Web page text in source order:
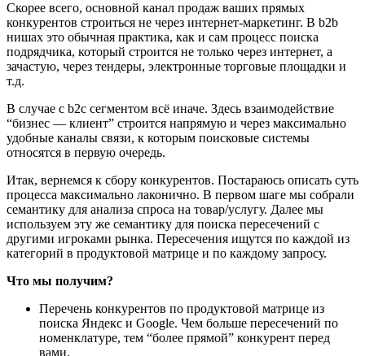
Скорее всего, основной канал продаж ваших прямых
конкурентов строиться не через интернет-маркетинг. В b2b
нишах это обычная практика, как и сам процесс поиска
подрядчика, который строится не только через интернет, а
зачастую, через тендеры, электронные торговые площадки и
т.д.
В случае с b2c сегментом всё иначе. Здесь взаимодействие
“бизнес — клиент” строится напрямую и через максимально
удобные каналы связи, к которым поисковые системы
относятся в первую очередь.
Итак, вернемся к сбору конкурентов. Постараюсь описать суть
процесса максимально лаконично. В первом шаге мы собрали
семантику для анализа спроса на товар/услугу. Далее мы
используем эту же семантику для поиска пересечений с
другими игроками рынка. Пересечения ищутся по каждой из
категорий в продуктовой матрице и по каждому запросу.
Что мы получим?
Перечень конкурентов по продуктовой матрице из
поиска Яндекс и Google. Чем больше пересечений по
номенклатуре, тем “более прямой” конкурент перед
вами.